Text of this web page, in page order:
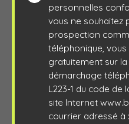
personnelles
vous ne souhaitez
prospection
téléphonique,
gratuitement sur
démarchage
L223-1 du code de
site Internet
courrier adressé à :